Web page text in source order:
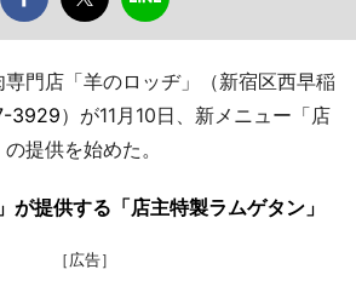
門店「羊のロッヂ」（新宿区西早稲
3929）が11月10日、新メニュー「店
提供を始めた。
が提供する「店主特製ラムゲタン」
［広告］